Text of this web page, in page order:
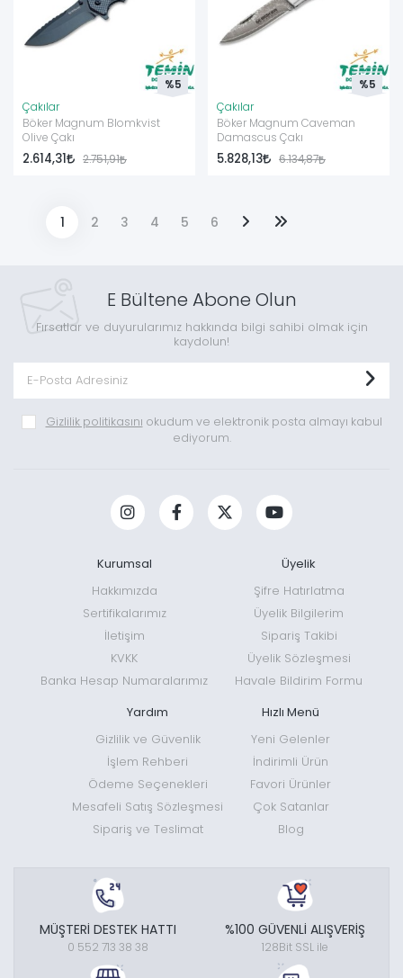
Çakılar
Böker Magnum Blomkvist
Olive Çakı
2.614,31 2.751,91
%5
Çakılar
Böker Magnum Caveman
Damascus Çakı
5.828,13 6.134,87
%5
1 2 3 4 5 6
E Bültene Abone Olun
Fırsatlar ve duyurularımız hakkında bilgi sahibi olmak için
kaydolun!
Gizlilik politikasını okudum ve elektronik posta almayı kabul
ediyorum.
Kurumsal
Hakkımızda
Sertifikalarımız
İletişim
KVKK
Banka Hesap Numaralarımız
Üyelik
Şifre Hatırlatma
Üyelik Bilgilerim
Sipariş Takibi
Üyelik Sözleşmesi
Havale Bildirim Formu
Yardım
Gizlilik ve Güvenlik
İşlem Rehberi
Ödeme Seçenekleri
Mesafeli Satış Sözleşmesi
Sipariş ve Teslimat
Hızlı Menü
Yeni Gelenler
İndirimli Ürün
Favori Ürünler
Çok Satanlar
Blog
MÜŞTERİ DESTEK HATTI
0 552 713 38 38
%100 GÜVENLİ ALIŞVERİŞ
128Bit SSL ile